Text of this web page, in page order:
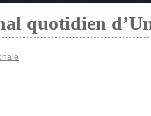
quotidien